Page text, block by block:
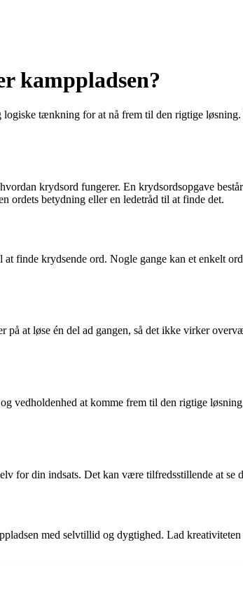
kamppladsen?
tænkning for at nå frem til den rigtige
krydsord fungerer. En krydsordsopgave
ordets betydning eller en ledetråd til at finde det.
finde krydsende ord. Nogle gange kan et enkelt
at løse én del ad gangen, så det ikke virker
vedholdenhed at komme frem til den rigtige
for din indsats. Det kan være tilfredsstillende at
med selvtillid og dygtighed. Lad